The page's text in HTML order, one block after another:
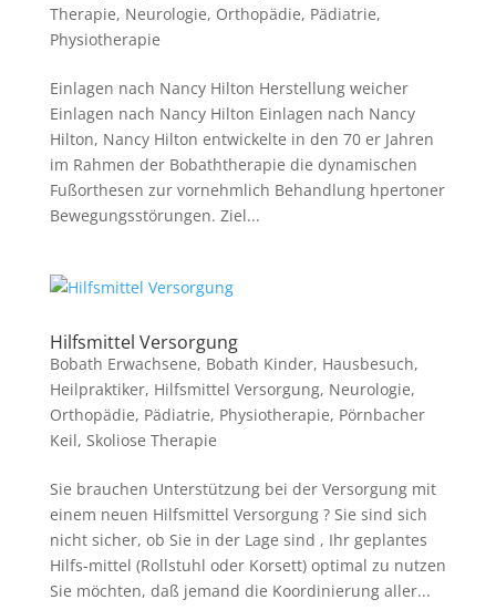
Therapie, Neurologie, Orthopädie, Pädiatrie,
Physiotherapie
Einlagen nach Nancy Hilton Herstellung weicher
Einlagen nach Nancy Hilton Einlagen nach Nancy
Hilton, Nancy Hilton entwickelte in den 70 er Jahren
im Rahmen der Bobaththerapie die dynamischen
Fußorthesen zur vornehmlich Behandlung hpertoner
Bewegungsstörungen. Ziel...
Hilfsmittel Versorgung
Bobath Erwachsene, Bobath Kinder, Hausbesuch,
Heilpraktiker, Hilfsmittel Versorgung, Neurologie,
Orthopädie, Pädiatrie, Physiotherapie, Pörnbacher
Keil, Skoliose Therapie
Sie brauchen Unterstützung bei der Versorgung mit
einem neuen Hilfsmittel Versorgung ? Sie sind sich
nicht sicher, ob Sie in der Lage sind , Ihr geplantes
Hilfs-mittel (Rollstuhl oder Korsett) optimal zu nutzen
Sie möchten, daß jemand die Koordinierung aller...